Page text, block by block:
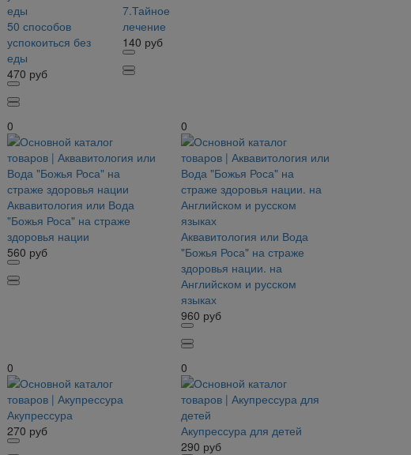
50 способов
успокоиться без
еды
470 руб
7.Тайное
лечение
140 руб
0
Аквавитология или Вода
"Божья Роса" на страже
здоровья нации
560 руб
0
Аквавитология или Вода
"Божья Роса" на страже
здоровья нации. на
Английском и русском
языках
960 руб
0
Акупрессура
270 руб
0
Акупрессура для детей
290 руб